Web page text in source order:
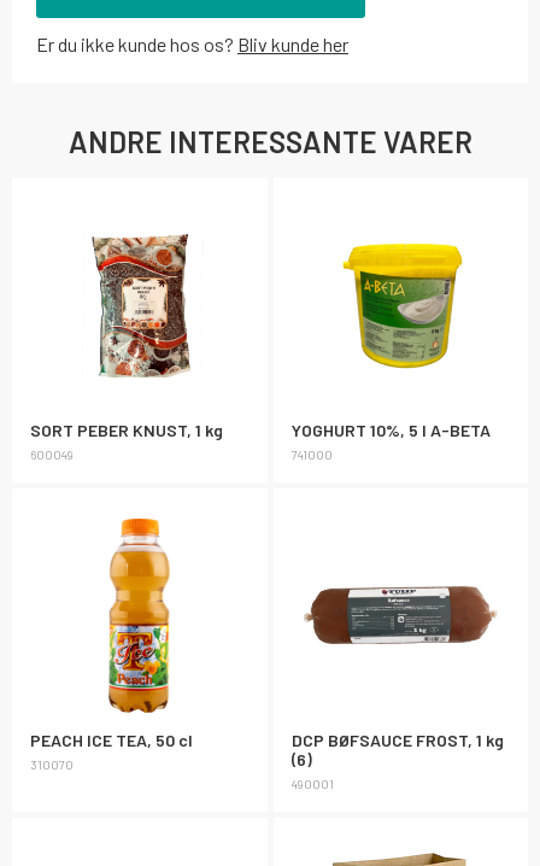
Er du ikke kunde hos os? Bliv kunde her
ANDRE INTERESSANTE VARER
SORT PEBER KNUST, 1 kg
600049
YOGHURT 10%, 5 l A-BETA
741000
PEACH ICE TEA, 50 cl
310070
DCP BØFSAUCE FROST, 1 kg
(6)
490001